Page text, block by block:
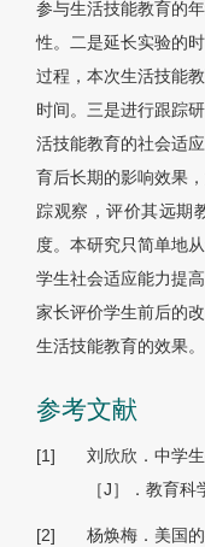
参与生活技能教育的
性。二是延长实验的
过程，本次生活技能
时间。三是进行跟踪
活技能教育的社会适
育后长期的影响效果
踪观察，评价其远期
度。本研究只简单地
学生社会适应能力提
家长评价学生前后的
生活技能教育的效果。
参考文献
[1]
刘欣欣．中学
［J］．教育
[2]
杨焕梅．美国